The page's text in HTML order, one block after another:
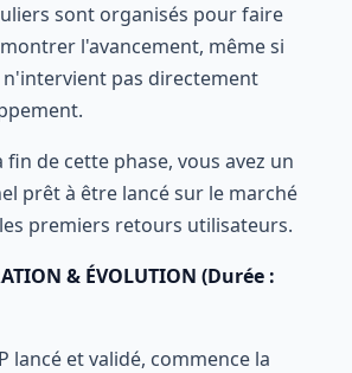
sont organisés pour faire
l'avancement, même si
pas directement
fin de cette phase, vous avez un
prêt à être lancé sur le marché
premiers retours utilisateurs.
& ÉVOLUTION (Durée :
lancé et validé, commence la